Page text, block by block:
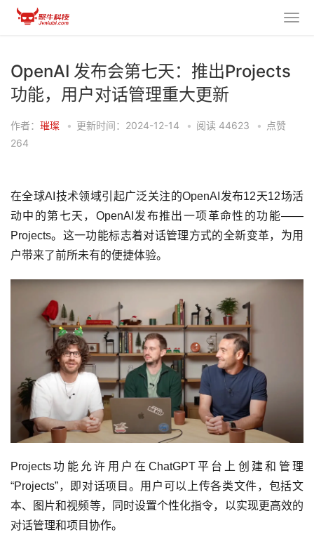
OpenAI 发布会第七天：推出Projects
功能，用户对话管理重大更新
作者： 璀璨 • 更新时间：2024-12-14 • 阅读 44623 • 点赞
264
在全球AI技术领域引起广泛关注的OpenAI发布12天12场活
动中的第七天，OpenAI发布推出一项革命性的功能——
Projects。这一功能标志着对话管理方式的全新变革，为用
户带来了前所未有的便捷体验。
Projects功能允许用户在ChatGPT平台上创建和管理
“Projects”，即对话项目。用户可以上传各类文件，包括文
本、图片和视频等，同时设置个性化指令，以实现更高效的
对话管理和项目协作。